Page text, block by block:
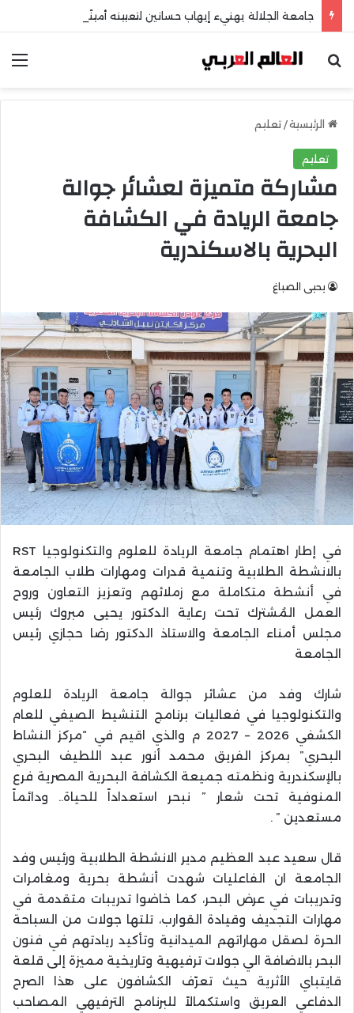
بحث عن
الرئيسية/ تعليم
تعليم
مشاركة متميزة لعشائر جوالة
جامعة الريادة في الكشافة
البحرية بالاسكندرية
يحيى الصباغ
في إطار اهتمام جامعة الريادة للعلوم والتكنولوجيا RST
بالانشطة الطلابية وتنمية قدرات ومهارات طلاب الجامعة
في أنشطة متكاملة مع زملائهم وتعزيز التعاون وروح
العمل المُشترك تحت رعاية الدكتور يحيى مبروك رئيس
مجلس أمناء الجامعة والاستاذ الدكتور رضا حجازي رئيس
الجامعة
شارك وفد من عشائر جوالة جامعة الريادة للعلوم
والتكنولوجيا في فعاليات برنامج التنشيط الصيفي للعام
الكشفي 2026 – 2027 م والذي اقيم في “مركز النشاط
البحري” بمركز الفريق محمد أنور عبد اللطيف البحري
بالإسكندرية ونظمته جميعة الكشافة البحرية المصرية فرع
المنوفية تحت شعار ” نبحر استعداداً للحياة.. ودائماً
مستعدين ” .
قال سعيد عبد العظيم مدير الانشطة الطلابية ورئيس وفد
الجامعة ان الفاعليات شهدت أنشطة بحرية ومغامرات
وتدريبات في عرض البحر، كما خاضوا تدريبات متقدمة في
مهارات التجديف وقيادة القوارب، تلتها جولات من السباحة
الحرة لصقل مهاراتهم الميدانية وتأكيد ريادتهم في فنون
البحر بالاضافة الي جولات ترفيهية وتاريخية مميزة إلى قلعة
قايتباي الأثرية حيث تعرّف الكشافون على هذا الصرح
الدفاعي العريق واستكمالاً للبرنامج الترفيهي المصاحب